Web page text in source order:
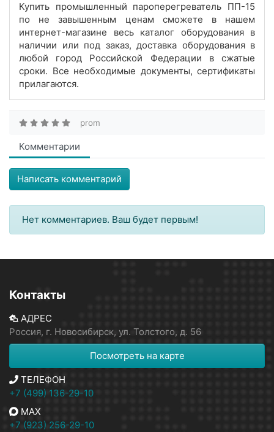
Купить промышленный пароперегреватель ПП-15
по не завышенным ценам сможете в нашем
интернет-магазине весь каталог оборудования в
наличии или под заказ, доставка оборудования в
любой город Российской Федерации в сжатые
сроки. Все необходимые документы, сертификаты
прилагаются.
prom
Комментарии
Написать комментарий
Нет комментариев. Ваш будет первым!
Контакты
АДРЕС
Россия, г. Новосибирск, ул. Толстого, д. 56
Посмотреть на карте
ТЕЛЕФОН
+7 (499) 136-29-10
MAX
+7 (923) 256-29-10